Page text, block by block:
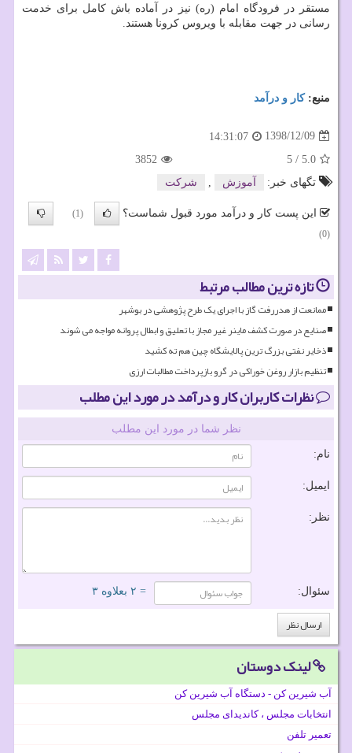
مستقر در فرودگاه امام (ره) نیز در آماده باش كامل برای خدمت
رسانی در جهت مقابله با ویروس كرونا هستند.
منبع:كار و درآمد
1398/12/09
14:31:07
5.0
/
5
3852
تگهای خبر:
آموزش شركت
این پست کار و درآمد مورد قبول شماست؟
(1)
(0)
تازه ترین مطالب مرتبط
ممانعت از هدررفت گاز با اجرای یک طرح پژوهشی در بوشهر
صنایع در صورت کشف ماینر غیر مجاز با تعلیق و ابطال پروانه مواجه می شوند
ذخایر نفتی بزرگ ترین پالایشگاه چین هم ته کشید
تنظیم بازار روغن خوراکی در گرو بازپرداخت مطالبات ارزی
نظرات کاربران کار و درآمد در مورد این مطلب
نظر شما در مورد این مطلب
نام:
ایمیل:
نظر:
سئوال: = ۲ بعلاوه ۳
لینک دوستان
آب شیرین کن - دستگاه آب شیرین کن
انتخابات مجلس ، کاندیدای مجلس
تعمیر تلفن